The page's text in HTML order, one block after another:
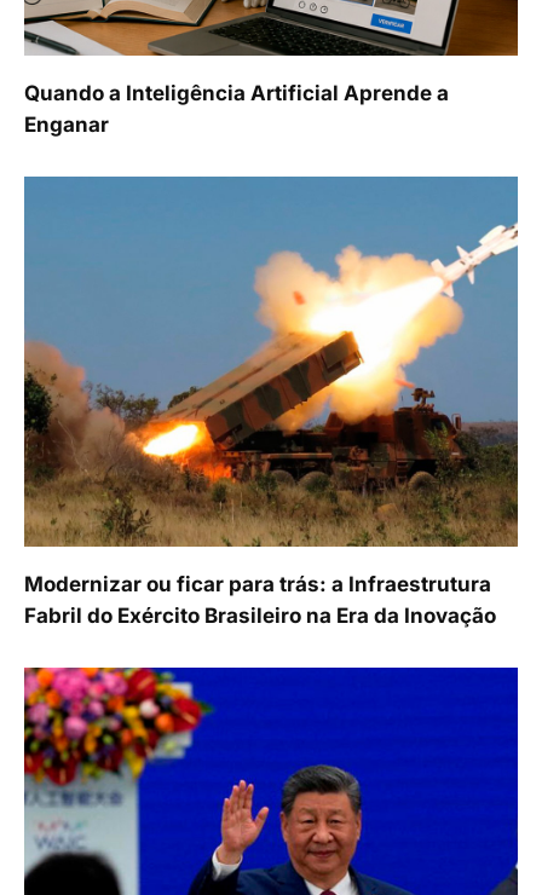
Quando a Inteligência Artificial Aprende a
Enganar
Modernizar ou ficar para trás: a Infraestrutura
Fabril do Exército Brasileiro na Era da Inovação